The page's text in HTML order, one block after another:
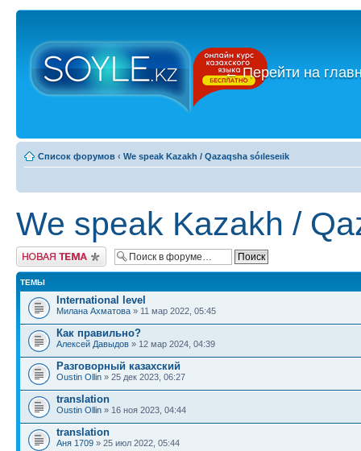
←Перейти на
Список форумов ‹ We speak Kazakh / Qazaqsha sóıleseıik
We speak Kazakh /
Новая тема
ТЕМЫ
International level
Милана Ахматова » 11 мар 2022, 05:45
Как правильно?
Алексей Давыдов » 12 мар 2024, 04:39
Разговорный казахский
Oustin Ollin » 25 дек 2023, 06:27
translation
Oustin Ollin » 16 ноя 2023, 04:44
translation
Аня 1709 » 25 июл 2022, 05:44